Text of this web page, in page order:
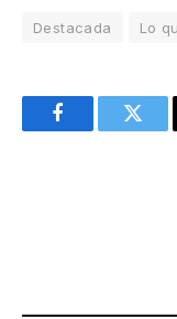
Destacada Lo
Facebook